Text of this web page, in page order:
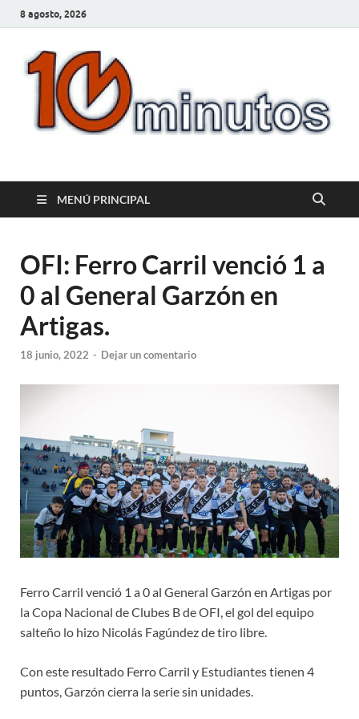
8 agosto, 2026
10minutos.com.uy
MENÚ PRINCIPAL
OFI: Ferro Carril venció 1 a
0 al General Garzón en
Artigas.
18 junio, 2022 - Dejar un comentario
Ferro Carril venció 1 a 0 al General Garzón en Artigas por
la Copa Nacional de Clubes B de OFI, el gol del equipo
salteño lo hizo Nicolás Fagúndez de tiro libre.
Con este resultado Ferro Carril y Estudiantes tienen 4
puntos, Garzón cierra la serie sin unidades.